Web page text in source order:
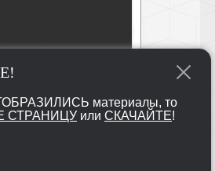
материалы, то